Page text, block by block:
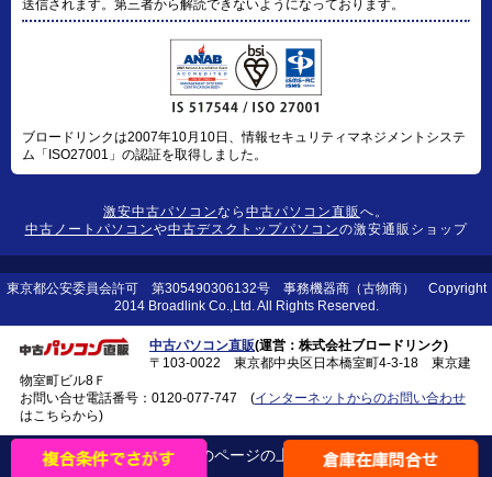
送信されます。第三者から解読できないようになっております。
ブロードリンクは2007年10月10日、情報セキュリティマネジメントシステ
ム「ISO27001」の認証を取得しました。
激安中古パソコンなら 中古パソコン直販へ。
中古ノートパソコンや中古デスクトップパソコンの激安通販ショップ
東京都公安委員会許可 第305490306132号 事務機器商（古物商） Copyright
2014 Broadlink Co.,Ltd. All Rights Reserved.
中古パソコン直販(運営：株式会社ブロードリンク)
〒103-0022 東京都中央区日本橋室町4-3-18 東京建
物室町ビル8Ｆ
お問い合せ電話番号： 0120-077-747 (インターネットからのお問い合わせ
はこちらから)
このページの上に戻る